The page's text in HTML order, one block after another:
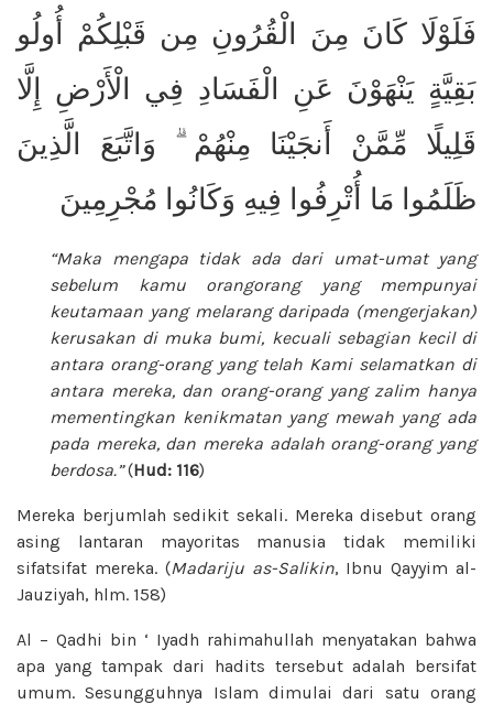
فَلَوْلَا كَانَ مِنَ الْقُرُونِ مِن قَبْلِكُمْ أُولُو
بَقِيَّةٍ يَنْهَوْنَ عَنِ الْفَسَادِ فِي الْأَرْضِ إِلَّا
قَلِيلًا مِّمَّنْ أَنجَيْنَا مِنْهُمْ ۗ وَاتَّبَعَ الَّذِينَ
ظَلَمُوا مَا أُتْرِفُوا فِيهِ وَكَانُوا مُجْرِمِينَ
“Maka mengapa tidak ada dari umat-umat yang
sebelum kamu orangorang yang mempunyai
keutamaan yang melarang daripada (mengerjakan)
kerusakan di muka bumi, kecuali sebagian kecil di
antara orang-orang yang telah Kami selamatkan di
antara mereka, dan orang-orang yang zalim hanya
mementingkan kenikmatan yang mewah yang ada
pada mereka, dan mereka adalah orang-orang yang
berdosa.”(Hud: 116)
Mereka berjumlah sedikit sekali. Mereka disebut orang
asing lantaran mayoritas manusia tidak memiliki
sifatsifat mereka. (Madariju as-Salikin, Ibnu Qayyim al-
Jauziyah, hlm. 158)
Al – Qadhi bin ‘ Iyadh rahimahullah menyatakan bahwa
apa yang tampak dari hadits tersebut adalah bersifat
umum. Sesungguhnya Islam dimulai dari satu orang